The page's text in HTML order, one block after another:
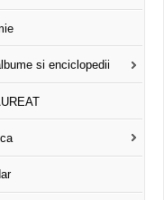
si enciclopedii